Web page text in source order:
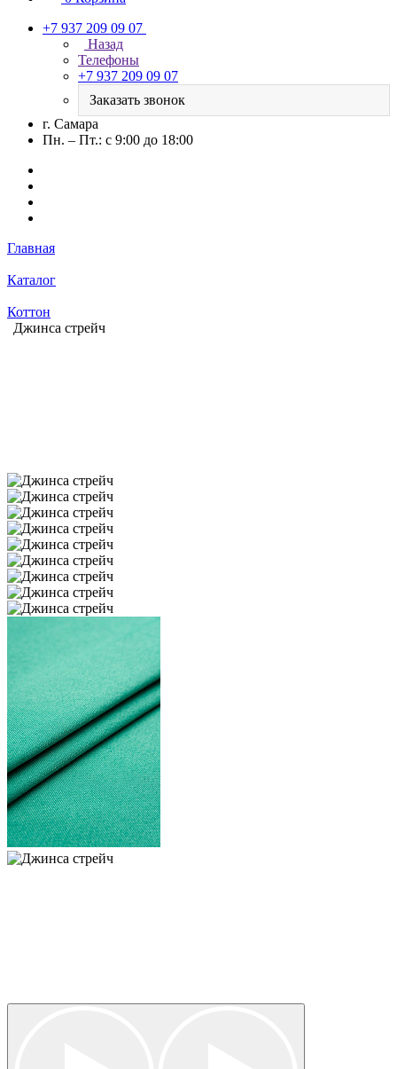
+7 937 209 09 07
Назад
Телефоны
+7 937 209 09 07
Заказать звонок
г. Самара
Пн. – Пт.: с 9:00 до 18:00
Главная
Каталог
Коттон
Джинса стрейч